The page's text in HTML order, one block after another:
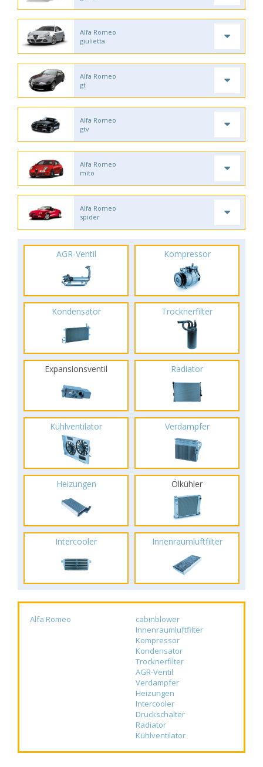
Alfa Romeo
giulietta
Alfa Romeo
gt
Alfa Romeo
gtv
Alfa Romeo
mito
Alfa Romeo
spider
AGR-Ventil Kompressor
Kondensator Trocknerfilter
Expansionsventil Radiator
Kühlventilator Verdampfer
Heizungen Ölkühler
Intercooler Innenraumluftfilter
Alfa Romeo
cabinblower
Innenraumluftfilter
Kompressor
Kondensator
Trocknerfilter
AGR-Ventil
Verdampfer
Heizungen
Intercooler
Druckschalter
Radiator
Kühlventilator